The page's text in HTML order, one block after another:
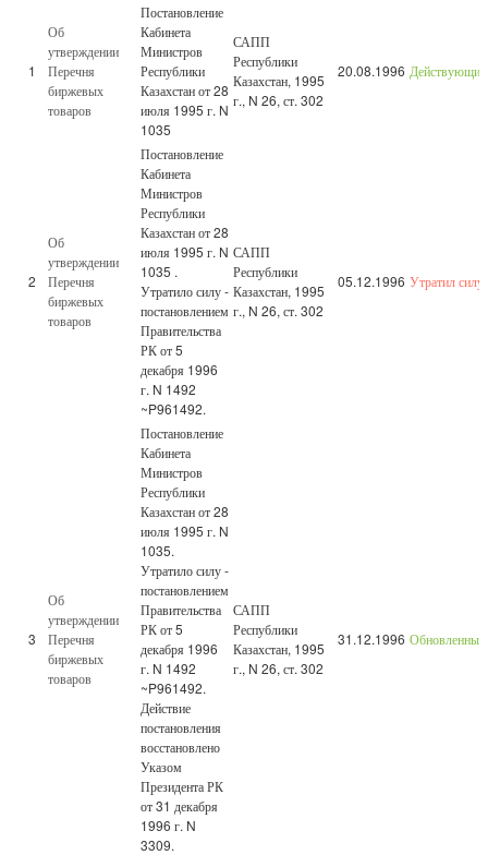
1
Об
утверждении
Перечня
биржевых
товаров
Постановление
Кабинета
Министров
Республики
Казахстан от 28
июля 1995 г. N
1035
САПП
Республики
Казахстан, 1995
г., N 26, ст. 302
20.08.1996 Действующий
2
Об
утверждении
Перечня
биржевых
товаров
Постановление
Кабинета
Министров
Республики
Казахстан от 28
июля 1995 г. N
1035 .
Утратило силу -
постановлением
Правительства
РК от 5
декабря 1996
г. N 1492
~P961492.
САПП
Республики
Казахстан, 1995
г., N 26, ст. 302
05.12.1996 Утратил силу
3
Об
утверждении
Перечня
биржевых
товаров
Постановление
Кабинета
Министров
Республики
Казахстан от 28
июля 1995 г. N
1035.
Утратило силу -
постановлением
Правительства
РК от 5
декабря 1996
г. N 1492
~P961492.
Действие
постановления
восстановлено
Указом
Президента РК
от 31 декабря
1996 г. N
3309.
САПП
Республики
Казахстан, 1995
г., N 26, ст. 302
31.12.1996 Обновленный